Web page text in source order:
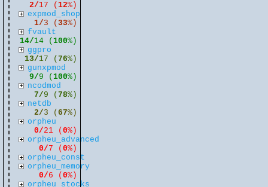
2/17 (12%)
expmod_shop
1/3 (33%)
fvault
14/14 (100%)
ggpro
13/17 (76%)
gunxpmod
9/9 (100%)
ncodmod
7/9 (78%)
netdb
2/3 (67%)
orpheu
0/21 (0%)
orpheu_advanced
0/7 (0%)
orpheu_const
orpheu_memory
0/6 (0%)
orpheu_stocks